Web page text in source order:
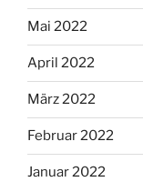
Mai 2022
April 2022
März 2022
Februar 2022
Januar 2022